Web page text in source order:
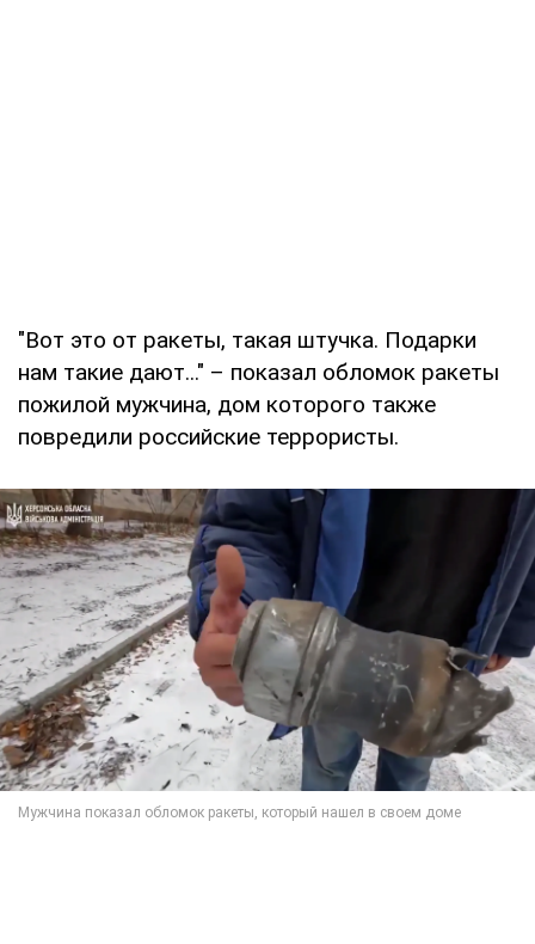
"Вот это от ракеты, такая штучка. Подарки
нам такие дают..." – показал обломок ракеты
пожилой мужчина, дом которого также
повредили российские террористы.